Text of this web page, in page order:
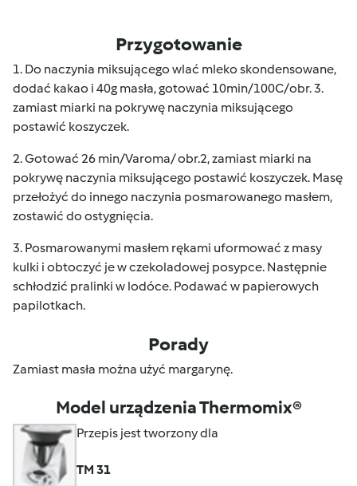
Przygotowanie
1. Do naczynia miksującego wlać mleko skondensowane,
dodać kakao i 40g masła, gotować 10min/100C/obr. 3.
zamiast miarki na pokrywę naczynia miksującego
postawić koszyczek.
2. Gotować 26 min/Varoma/ obr.2, zamiast miarki na
pokrywę naczynia miksującego postawić koszyczek. Masę
przełożyć do innego naczynia posmarowanego masłem,
zostawić do ostygnięcia.
3. Posmarowanymi masłem rękami uformować z masy
kulki i obtoczyć je w czekoladowej posypce. Następnie
schłodzić pralinki w lodóce. Podawać w papierowych
papilotkach.
Porady
Zamiast masła można użyć margarynę.
Model urządzenia Thermomix®
Przepis jest tworzony dla
TM 31